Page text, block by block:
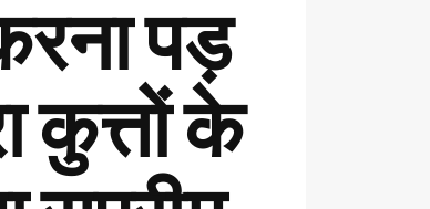
पड़
कुत्तों के